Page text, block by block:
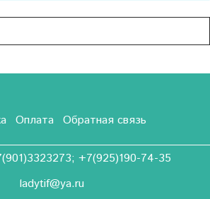
Оплата Обратная связь
+7(925)190-74-35
ladytif@ya.ru